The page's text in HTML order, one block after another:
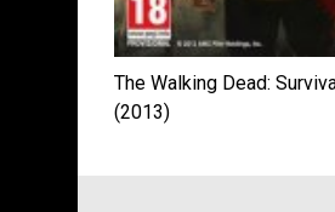
The Walking Dead:
(2013)